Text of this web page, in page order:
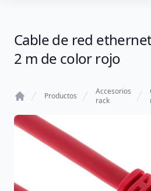
Cable de red
2 m de color rojo
Productos
Accesorios
rack